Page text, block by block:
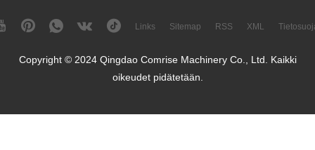
Links Sitemap RSS XML
Copyright © 2024 Qingdao Comrise Machinery Co., Ltd. Kaikki
oikeudet pidätetään.